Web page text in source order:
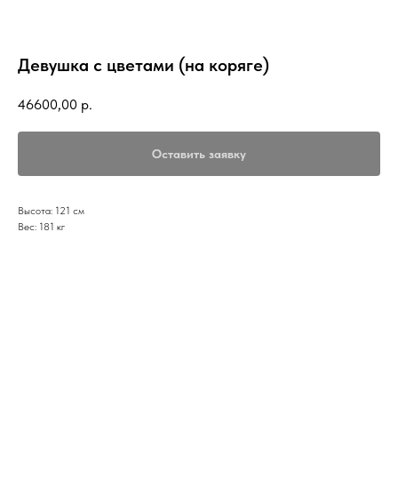
Девушка с цветами (на коряге)
46600,00 р.
Оставить заявку
Высота: 121 см
Вес: 181 кг